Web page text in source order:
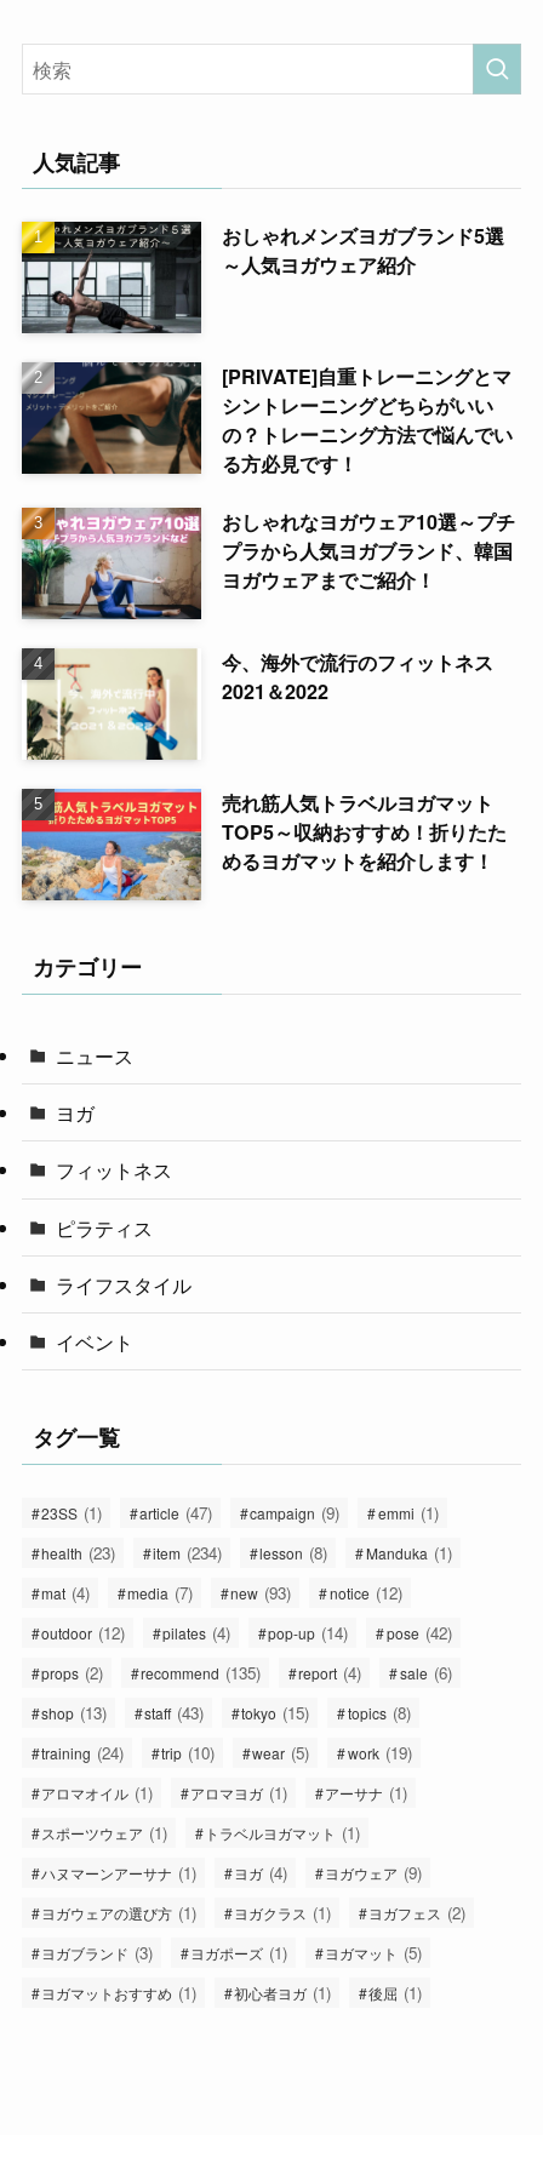
人気記事
おしゃれメンズヨガブランド5選
～人気ヨガウェア紹介
[PRIVATE]自重トレーニングとマ
シントレーニングどちらがいい
の？トレーニング方法で悩んでい
る方必見です！
おしゃれなヨガウェア10選～プチ
プラから人気ヨガブランド、韓国
ヨガウェアまでご紹介！
今、海外で流行のフィットネス
2021＆2022
売れ筋人気トラベルヨガマット
TOP5～収納おすすめ！折りたた
めるヨガマットを紹介します！
カテゴリー
ニュース
ヨガ
フィットネス
ピラティス
ライフスタイル
イベント
タグ一覧
23SS (1) article (47) campaign (9) emmi (1)
health (23) item (234) lesson (8) Manduka (1)
mat (4) media (7) new (93) notice (12)
outdoor (12) pilates (4) pop-up (14) pose (42)
props (2) recommend (135) report (4) sale (6)
shop (13) staff (43) tokyo (15) topics (8)
training (24) trip (10) wear (5) work (19)
アロマオイル (1) アロマヨガ (1) アーサナ (1)
スポーツウェア (1) トラベルヨガマット (1)
ハヌマーンアーサナ (1) ヨガ (4) ヨガウェア (9)
ヨガウェアの選び方 (1) ヨガクラス (1) ヨガフェス (2)
ヨガブランド (3) ヨガポーズ (1) ヨガマット (5)
ヨガマットおすすめ (1) 初心者ヨガ (1) 後屈 (1)